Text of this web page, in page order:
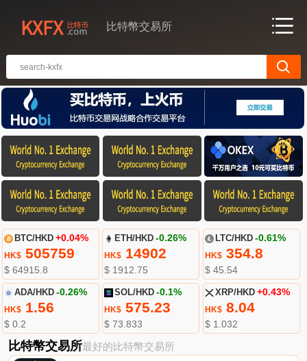
比特幣交易所
BTC/HKD +0.04%
HK$505759
$ 64915.8
ETH/HKD -0.26%
HK$ 14902
$ 1912.75
LTC/HKD -0.61%
HK$354.8
$ 45.54
ADA/HKD -0.26%
HK$1.56
$ 0.2
SOL/HKD -0.1%
HK$ 575.23
$ 73.833
XRP/HKD +0.43%
HK$8.04
$ 1.032
比特幣交易所最好的比特幣交易所